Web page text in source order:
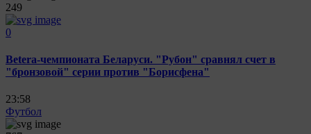
249
0
Betera-чемпионата Беларуси. "Рубон" сравнял счет в
"бронзовой" серии против "Борисфена"
23:58
Футбол